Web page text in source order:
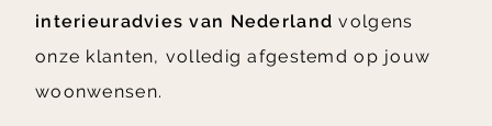
interieuradvies van Nederland volgens
onze klanten, volledig afgestemd op jouw
woonwensen.